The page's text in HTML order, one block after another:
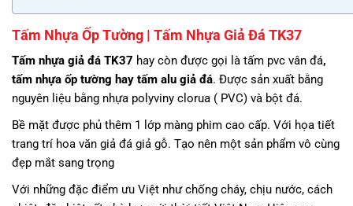
Tấm Nhựa Ốp Tường | Tấm Nhựa Giả Đá TK37
Tấm nhựa giả đá TK37 hay còn được gọi là tấm pvc vân đá,
tấm nhựa ốp tường hay tấm alu giả đá. Được sản xuất bằng
nguyên liệu bằng nhựa polyviny clorua ( PVC) và bột đá.
Bề mặt được phủ thêm 1 lớp màng phim cao cấp. Với họa tiết
trang trí hoa văn giả đá giả gỗ. Tạo nên một sản phẩm vô cùng
đẹp mắt sang trọng
Với những đặc điểm ưu Việt như chống cháy, chịu nước, cách